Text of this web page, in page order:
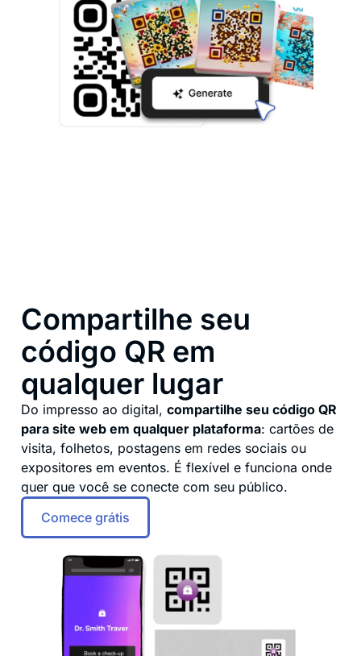
Compartilhe seu
código QR em
qualquer lugar
Do impresso ao digital, compartilhe seu código QR
para site web em qualquer plataforma: cartões de
visita, folhetos, postagens em redes sociais ou
expositores em eventos. É flexível e funciona onde
quer que você se conecte com seu público.
Comece grátis